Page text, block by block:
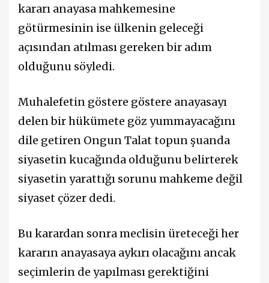
kararı anayasa mahkemesine
götürmesinin ise ülkenin geleceği
açısından atılması gereken bir adım
olduğunu söyledi.
Muhalefetin göstere göstere anayasayı
delen bir hükümete göz yummayacağını
dile getiren Ongun Talat topun şuanda
siyasetin kucağında olduğunu belirterek
siyasetin yarattığı sorunu mahkeme değil
siyaset çözer dedi.
Bu karardan sonra meclisin üreteceği her
kararın anayasaya aykırı olacağını ancak
seçimlerin de yapılması gerektiğini